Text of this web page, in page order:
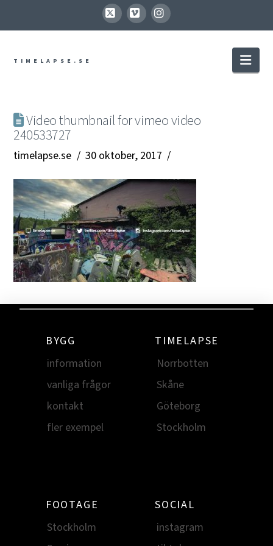
X VimeoInstagram
TIMELAPSE.SE
Video thumbnail for vimeo video
240533727
timelapse.se 30 oktober, 2017
BYGG
information
vanliga frågor
kontakt
fler exempel
TIMELAPSE
Norrbotten
Skåne
Göteborg
Stockholm
FOOTAGE
Stockholm
SOCIAL
instagram